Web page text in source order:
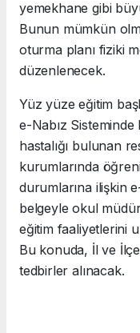
yemekhane gibi
Bunun mümkün
oturma planı fiziki
düzenlenecek.
Yüz yüze eğitim
e-Nabız
hastalığı bulunan
kurumlarında
durumlarına ilişkin
belgeyle okul
eğitim faaliyetlerini
Bu konuda, İl ve
tedbirler alınacak.